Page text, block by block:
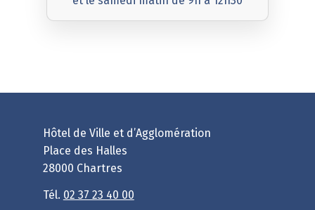
Hôtel de Ville et d’Agglomération
Place des Halles
28000 Chartres
Tél. 02 37 23 40 00